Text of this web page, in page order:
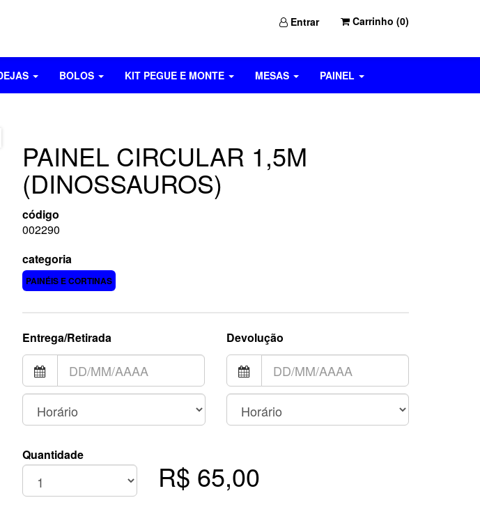
Entrar Carrinho (0)
BOLOS KIT PEGUE E MONTE MESAS PAINEL
PAINEL CIRCULAR 1,5M
(DINOSSAUROS)
código
002290
categoria
PAINÉIS E CORTINAS
Entrega/Retirada Devolução
Quantidade
R$ 65,00